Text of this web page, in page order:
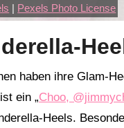
| Pexels Photo License
haben ihre Glam-
ein „Choo,
Heels.